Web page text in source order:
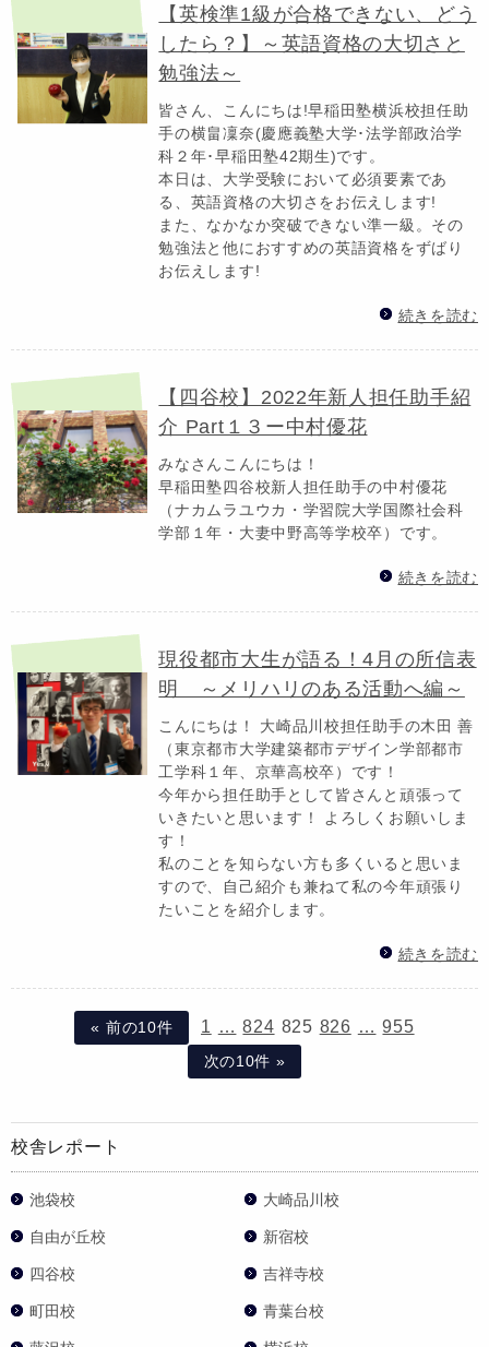
【英検準1級が合格できない、どう
したら？】～英語資格の大切さと
勉強法～
皆さん、こんにちは!早稲田塾横浜校担任助
手の横畠凜奈(慶應義塾大学･法学部政治学
科２年･早稲田塾42期生)です。
本日は、大学受験において必須要素であ
る、英語資格の大切さをお伝えします!
また、なかなか突破できない準一級。その
勉強法と他におすすめの英語資格をずばり
お伝えします!
続きを読む
【四谷校】2022年新人担任助手紹
介 Part１３ー中村優花
みなさんこんにちは！
早稲田塾四谷校新人担任助手の中村優花
（ナカムラユウカ・学習院大学国際社会科
学部１年・大妻中野高等学校卒）です。
続きを読む
現役都市大生が語る！4月の所信表
明 ～メリハリのある活動へ編～
こんにちは！ 大崎品川校担任助手の木田 善
（東京都市大学建築都市デザイン学部都市
工学科１年、京華高校卒）です！
今年から担任助手として皆さんと頑張って
いきたいと思います！ よろしくお願いしま
す！
私のことを知らない方も多くいると思いま
すので、自己紹介も兼ねて私の今年頑張り
たいことを紹介します。
続きを読む
« 前の10件 1 … 824 825 826 … 955
次の10件 »
校舎レポート
池袋校 大崎品川校
自由が丘校 新宿校
四谷校 吉祥寺校
町田校 青葉台校